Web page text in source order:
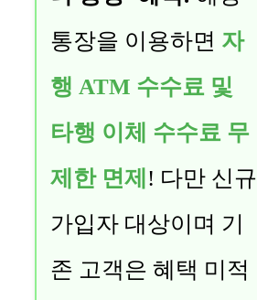
통장을 이용하면 자
행 ATM 수수료 및
타행 이체 수수료 무
제한 면제 ! 다만 신규
가입자 대상이며 기
존 고객은 혜택 미적